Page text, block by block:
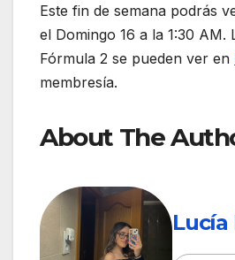
Este fin de semana podrás
el Domingo 16 a la 1:30 AM.
Fórmula 2 se pueden ver en
membresía.
About The
Lucía